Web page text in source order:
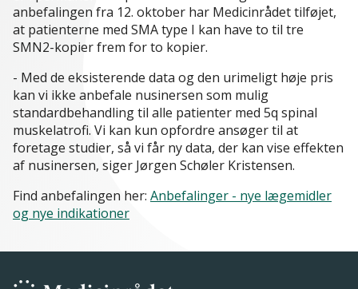
anbefalingen fra 12. oktober har Medicinrådet tilføjet,
at patienterne med SMA type I kan have to til tre
SMN2-kopier frem for to kopier.
- Med de eksisterende data og den urimeligt høje pris
kan vi ikke anbefale nusinersen som mulig
standardbehandling til alle patienter med 5q spinal
muskelatrofi. Vi kan kun opfordre ansøger til at
foretage studier, så vi får ny data, der kan vise effekten
af nusinersen, siger Jørgen Schøler Kristensen.
Find anbefalingen her: Anbefalinger - nye lægemidler
og nye indikationer